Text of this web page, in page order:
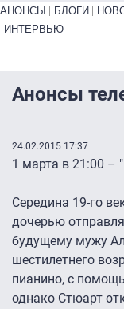
Primary links bottom
АНОНСЫ БЛОГИ
ИНТЕРВЬЮ
Анонсы
24.02.2015 17:37
1 марта в 21:00 –
Середина 19-го
дочерью
будущему мужу
шестилетнего
пианино, с
однако Стюарт